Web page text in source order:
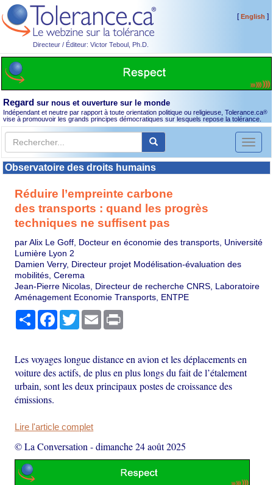
Directeur / Éditeur: Victor Teboul, Ph.D.
[English ]
Regard sur nous et ouverture sur le monde
Indépendant et neutre par rapport à toute orientation politique ou religieuse, Tolerance.ca®
vise à promouvoir les grands principes démocratiques sur lesquels repose la tolérance.
Toggle
Observatoire des droits humains
Réduire l’empreinte carbone
des transports : quand les progrès
techniques ne suffisent pas
par Alix Le Goff, Docteur en économie des transports, Université
Lumière Lyon 2
Damien Verry, Directeur projet Modélisation-évaluation des
mobilités, Cerema
Jean-Pierre Nicolas, Directeur de recherche CNRS, Laboratoire
Aménagement Economie Transports, ENTPE
PartagerFacebook
TwitterEmail
Les voyages longue distance en avion et les déplacements en
voiture des actifs, de plus en plus longs du fait de l’étalement
urbain, sont les deux principaux postes de croissance des
émissions.
Lire l'article complet
© La Conversation -dimanche 24 août 2025